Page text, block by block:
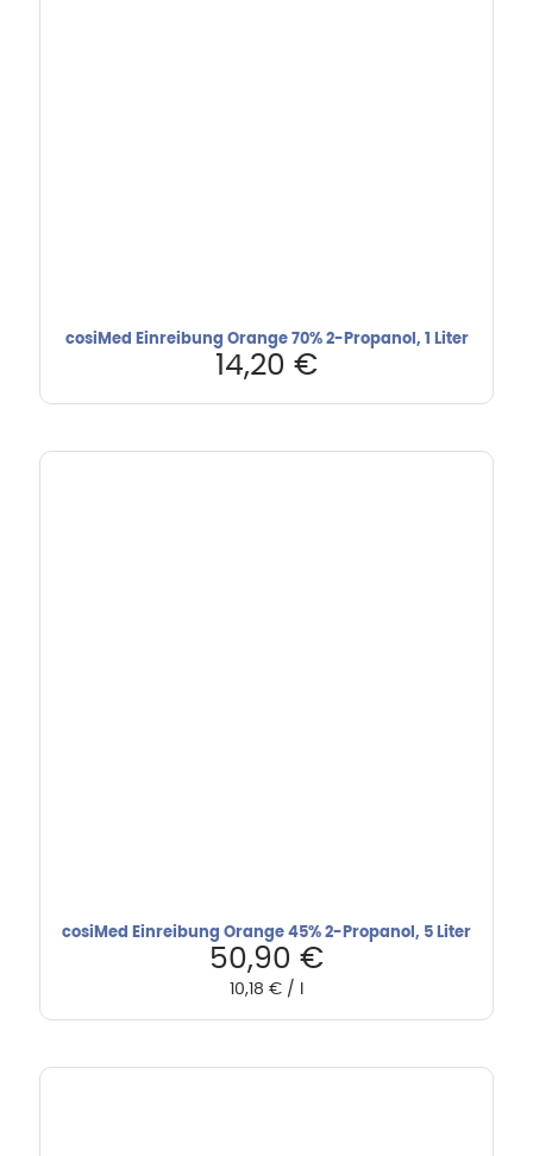
cosiMed Einreibung Orange 70% 2-Propanol, 1 Liter
14,20 €
cosiMed Einreibung Orange 45% 2-Propanol, 5 Liter
50,90 €
10,18 € /